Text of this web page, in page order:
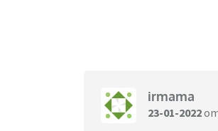
irmama
23-01-2022